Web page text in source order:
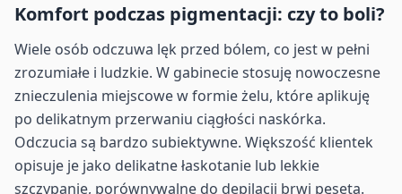
Komfort podczas pigmentacji: czy to boli?
Wiele osób odczuwa lęk przed bólem, co jest w pełni
zrozumiałe i ludzkie. W gabinecie stosuję nowoczesne
znieczulenia miejscowe w formie żelu, które aplikuję
po delikatnym przerwaniu ciągłości naskórka.
Odczucia są bardzo subiektywne. Większość klientek
opisuje je jako delikatne łaskotanie lub lekkie
szczypanie, porównywalne do depilacji brwi pęsetą.